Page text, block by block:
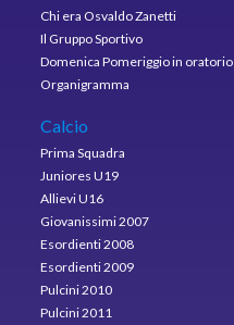
Chi era Osvaldo Zanetti
Il Gruppo Sportivo
Domenica Pomeriggio in oratorio
Organigramma
Calcio
Prima Squadra
Juniores U19
Allievi U16
Giovanissimi 2007
Esordienti 2008
Esordienti 2009
Pulcini 2010
Pulcini 2011